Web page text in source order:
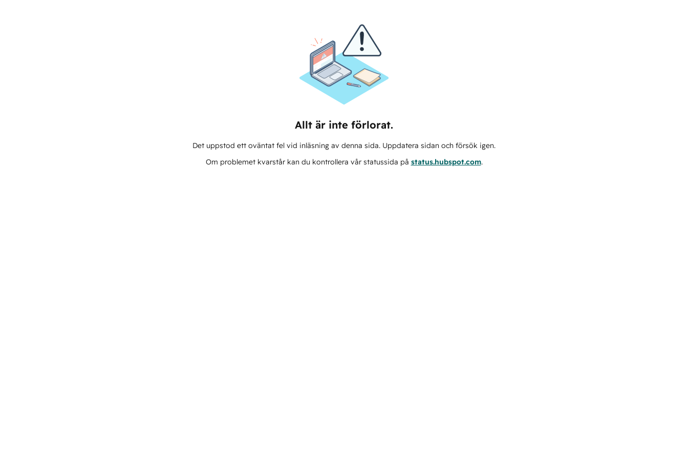
Allt är inte förlorat.
Det uppstod ett oväntat fel vid inläsning av denna sida. Uppdatera sidan och försök igen.
Om problemet kvarstår kan du kontrollera vår statussida på status.hubspot.com.